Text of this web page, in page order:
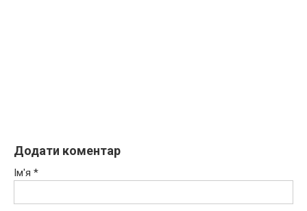
Додати коментар
Ім'я *